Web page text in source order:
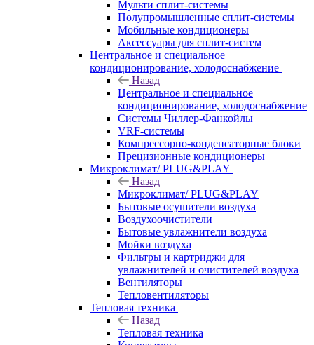
Мульти сплит-системы
Полупромышленные сплит-системы
Мобильные кондиционеры
Аксессуары для сплит-систем
Центральное и специальное
кондиционирование, холодоснабжение
Назад
Центральное и специальное
кондиционирование, холодоснабжение
Системы Чиллер-Фанкойлы
VRF-системы
Компрессорно-конденсаторные блоки
Прецизионные кондиционеры
Микроклимат/ PLUG&PLAY
Назад
Микроклимат/ PLUG&PLAY
Бытовые осушители воздуха
Воздухоочистители
Бытовые увлажнители воздуха
Мойки воздуха
Фильтры и картриджи для
увлажнителей и очистителей воздуха
Вентиляторы
Тепловентиляторы
Тепловая техника
Назад
Тепловая техника